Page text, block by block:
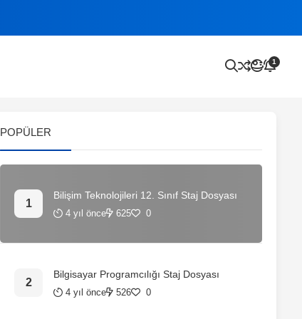
1
POPÜLER
Bilişim Teknolojileri 12. Sınıf Staj Dosyası
4 yıl önce 625 0
Bilgisayar Programcılığı Staj Dosyası
4 yıl önce 526 0